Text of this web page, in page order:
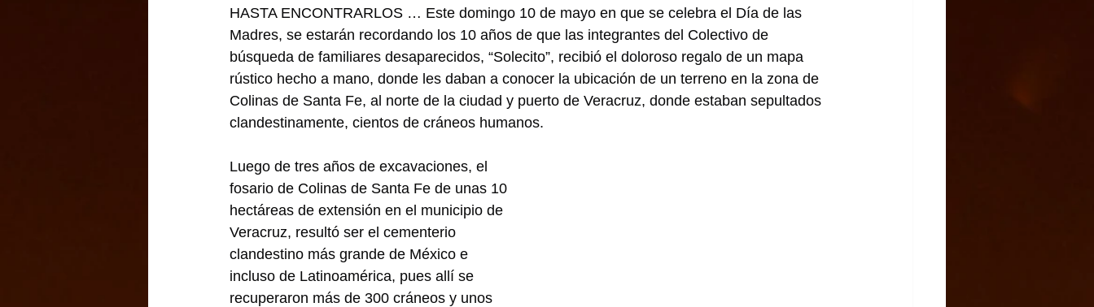
HASTA ENCONTRARLOS … Este domingo 10 de mayo en que se celebra el Día de las
Madres, se estarán recordando los 10 años de que las integrantes del Colectivo de
búsqueda de familiares desaparecidos, “Solecito”, recibió el doloroso regalo de un mapa
rústico hecho a mano, donde les daban a conocer la ubicación de un terreno en la zona de
Colinas de Santa Fe, al norte de la ciudad y puerto de Veracruz, donde estaban sepultados
clandestinamente, cientos de cráneos humanos.
Luego de tres años de excavaciones, el
fosario de Colinas de Santa Fe de unas 10
hectáreas de extensión en el municipio de
Veracruz, resultó ser el cementerio
clandestino más grande de México e
incluso de Latinoamérica, pues allí se
recuperaron más de 300 cráneos y unos